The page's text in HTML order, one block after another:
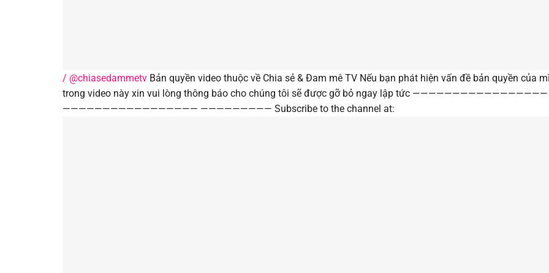
/ @chiasedammetv Bản quyền video thuộc về Chia sẻ & Đam mê TV Nếu bạn phát hiện vấn đề bản quyền của
trong video này xin vui lòng thông báo cho chúng tôi sẽ được gỡ bỏ ngay lập tức —————————————————
————————————————— ————————— Subscribe to the channel at: